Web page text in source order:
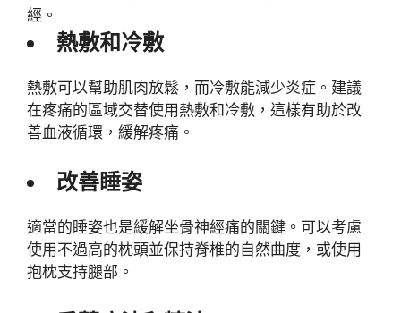
經。
熱敷和冷敷
熱敷可以幫助肌肉放鬆，而冷敷能減少炎症。建議
在疼痛的區域交替使用熱敷和冷敷，這樣有助於改
善血液循環，緩解疼痛。
改善睡姿
適當的睡姿也是緩解坐骨神經痛的關鍵。可以考慮
使用不過高的枕頭並保持脊椎的自然曲度，或使用
抱枕支持腿部。